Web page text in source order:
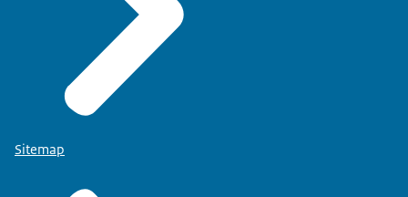
Sitemap